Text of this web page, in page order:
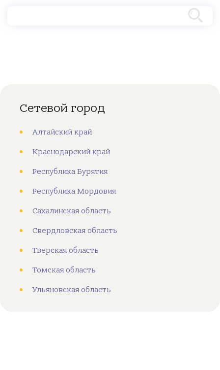
Сетевой город
Алтайский край
Краснодарский край
Республика Бурятия
Республика Мордовия
Сахалинская область
Свердловская область
Тверская область
Томская область
Ульяновская область